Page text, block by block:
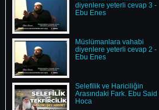
diyenlere yeterli cevap 3 -
Ebu Enes
Müslümanlara vahabi
diyenlere yeterli cevap 2 -
Ebu Enes
Selefilik ve Hariciliğin
Arasındaki Fark. Ebu Said
Hoca